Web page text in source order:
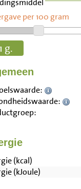
per 100 gram
g.
(kcal)
(kJoule)